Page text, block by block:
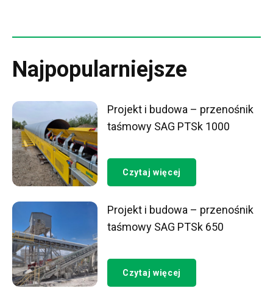
Najpopularniejsze
Projekt i budowa – przenośnik
taśmowy SAG PTSk 1000
Czytaj więcej
Projekt i budowa – przenośnik
taśmowy SAG PTSk 650
Czytaj więcej